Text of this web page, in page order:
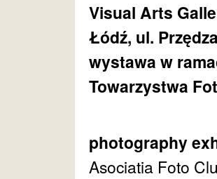
Visual Arts
Łódź, ul.
wystawa w
Towarzystwa
photography
Asociatia Foto